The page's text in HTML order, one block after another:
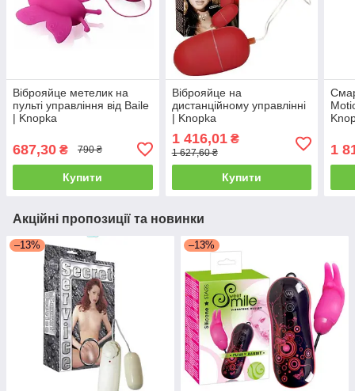
Віброяйце метелик на
пульті управління від Baile
| Knopka
687,30 ₴ 790 ₴
Купити
Віброяйце на
дистанційному управлінні
| Knopka
1 416,01₴
1 627,60 ₴
Купити
1
Акційні пропозиції та новинки
–13% –13%